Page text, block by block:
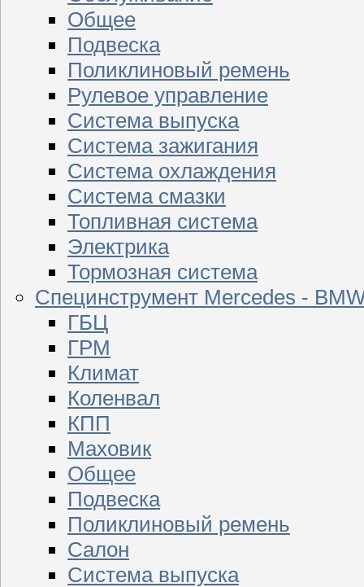
Общее
Подвеска
Поликлиновый ремень
Рулевое управление
Система выпуска
Система зажигания
Система охлаждения
Система смазки
Топливная система
Электрика
Тормозная система
Специнструмент Mercedes -
ГБЦ
ГРМ
Климат
Коленвал
КПП
Маховик
Общее
Подвеска
Поликлиновый ремень
Салон
Система выпуска